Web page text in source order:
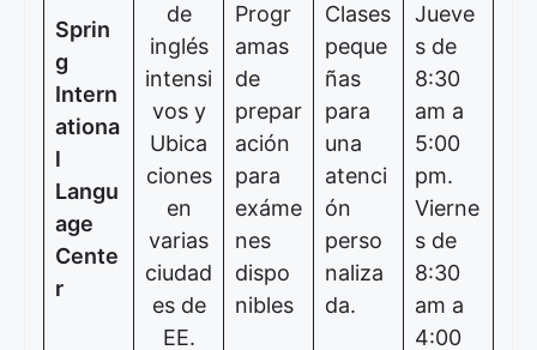
Sprin
g
Intern
ationa
l
Langu
age
Cente
r
de
inglés
intensi
vos y
Ubica
ciones
en
varias
ciudad
es de
EE.
Progr
amas
de
prepar
ación
para
exáme
nes
dispo
nibles
Clases
peque
ñas
para
una
atenci
ón
perso
naliza
da.
Jueve
s de
8:30
am a
5:00
pm.
Vierne
s de
8:30
am a
4:00